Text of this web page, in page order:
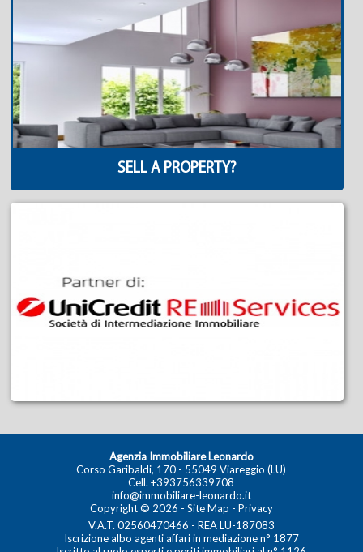
SELL A PROPERTY?
Agenzia Immobiliare Leonardo
Corso Garibaldi, 170 - 55049 Viareggio (LU)
Cell.+393756339708
info@immobiliare-leonardo.it
Copyright © 2026 - Site Map - Privacy
V.A.T. 02560470466 - REA LU-187083
Iscrizione albo agenti affari in mediazione n° 1877